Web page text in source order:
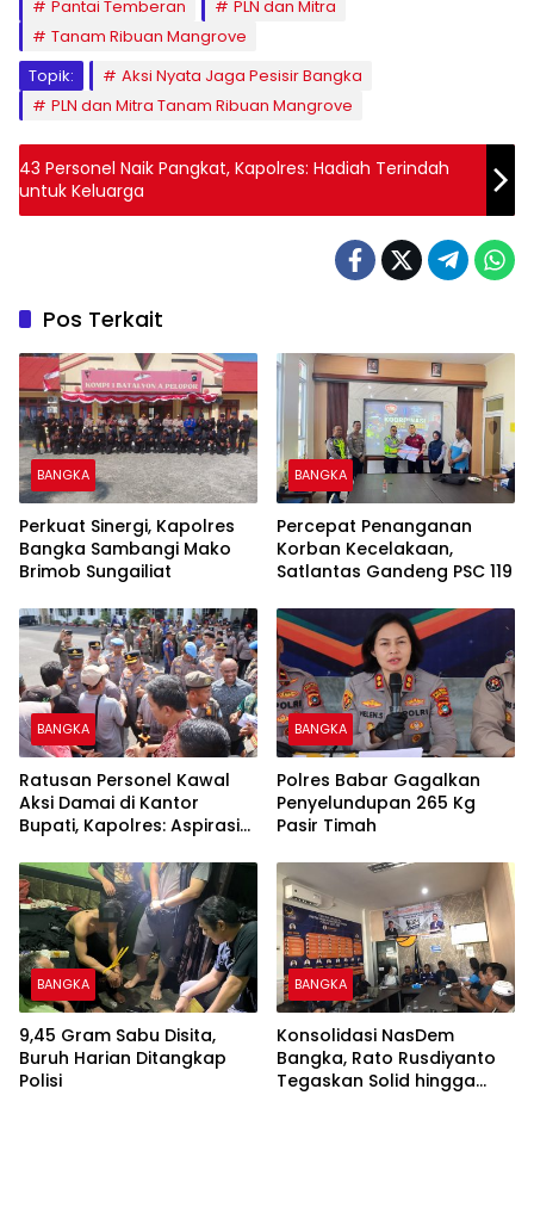
Pantai Temberan
PLN dan Mitra
Tanam Ribuan Mangrove
Topik:
Aksi Nyata Jaga Pesisir Bangka
PLN dan Mitra Tanam Ribuan Mangrove
43 Personel Naik Pangkat, Kapolres: Hadiah Terindah
untuk Keluarga
Pos Terkait
BANGKA
Perkuat Sinergi, Kapolres
Bangka Sambangi Mako
Brimob Sungailiat
BANGKA
Percepat Penanganan
Korban Kecelakaan,
Satlantas Gandeng PSC 119
BANGKA
Ratusan Personel Kawal
Aksi Damai di Kantor
Bupati, Kapolres: Aspirasi
BANGKA
Polres Babar Gagalkan
Penyelundupan 265 Kg
Pasir Timah
BANGKA
9,45 Gram Sabu Disita,
Buruh Harian Ditangkap
Polisi
BANGKA
Konsolidasi NasDem
Bangka, Rato Rusdiyanto
Tegaskan Solid hingga